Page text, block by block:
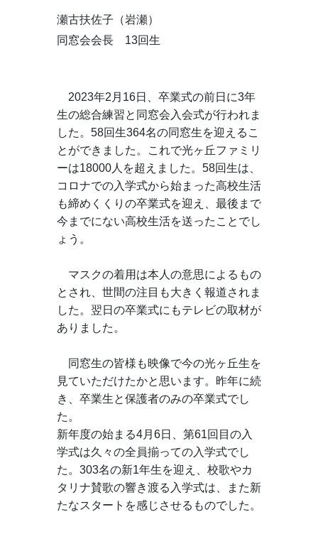
瀬古扶佐子（岩瀬）
同窓会会長 13回生
2023年2月16日、卒業式の前日に3年
生の総合練習と同窓会入会式が行われま
した。58回生364名の同窓生を迎えるこ
とができました。これで光ヶ丘ファミリ
ーは18000人を超えました。58回生は、
コロナでの入学式から始まった高校生活
も締めくくりの卒業式を迎え、最後まで
今までにない高校生活を送ったことでし
ょう。
マスクの着用は本人の意思によるもの
とされ、世間の注目も大きく報道されま
した。翌日の卒業式にもテレビの取材が
ありました。
同窓生の皆様も映像で今の光ヶ丘生を
見ていただけたかと思います。昨年に続
き、卒業生と保護者のみの卒業式でし
た。
新年度の始まる4月6日、第61回目の入
学式は久々の全員揃っての入学式でし
た。303名の新1年生を迎え、校歌やカ
タリナ賛歌の響き渡る入学式は、また新
たなスタートを感じさせるものでした。